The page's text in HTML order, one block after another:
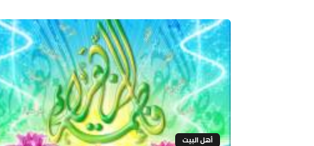
أهل البيت